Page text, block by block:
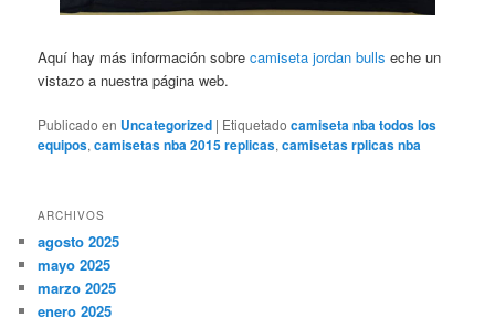
Aquí hay más información sobrecamiseta jordan bulls eche un
vistazo a nuestra página web.
Publicado en Uncategorized | Etiquetado camiseta nba todos los
equipos,camisetas nba 2015 replicas,camisetas rplicas nba
ARCHIVOS
agosto 2025
mayo 2025
marzo 2025
enero 2025